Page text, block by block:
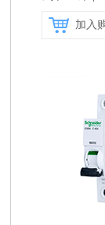
加入